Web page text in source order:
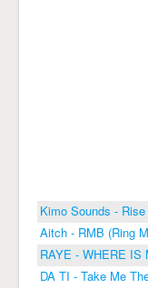
Kimo Sounds -
Aitch - RMB (Ring
RAYE - WHERE IS
DA TI - Take Me